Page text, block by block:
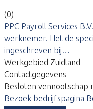
(0)
PPC Payroll Services
werknemer. Het de
ingeschreven bij…
Werkgebied Zuidland
Contactgegevens
Besloten vennootschap
Bezoek bedrijfspagina